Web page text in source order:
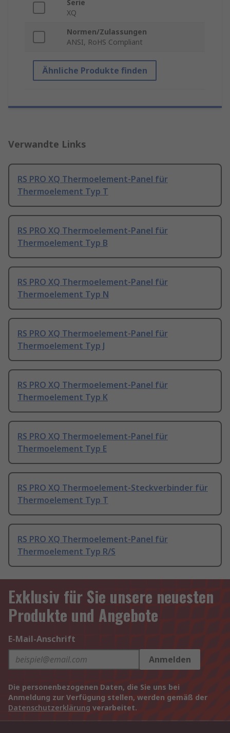
Serie
XQ
Normen/Zulassungen
ANSI, RoHS Compliant
Ähnliche Produkte finden
Verwandte Links
RS PRO XQ Thermoelement-Panel für
Thermoelement Typ T
RS PRO XQ Thermoelement-Panel für
Thermoelement Typ B
RS PRO XQ Thermoelement-Panel für
Thermoelement Typ N
RS PRO XQ Thermoelement-Panel für
Thermoelement Typ J
RS PRO XQ Thermoelement-Panel für
Thermoelement Typ K
RS PRO XQ Thermoelement-Panel für
Thermoelement Typ E
RS PRO XQ Thermoelement-Steckverbinder für
Thermoelement Typ T
RS PRO XQ Thermoelement-Panel für
Thermoelement Typ R/S
Exklusiv für Sie unsere neuesten
Produkte und Angebote
E-Mail-Anschrift
Anmelden
Die personenbezogenen Daten, die Sie uns bei
Anmeldung zur Verfügung stellen, werden gemäß der
Datenschutzerklärung verarbeitet.